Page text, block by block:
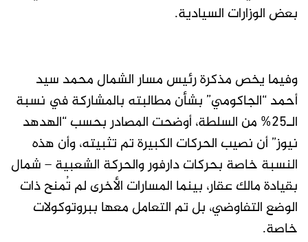
بعض الوزارات السيادية.
وفيما يخص مذكرة رئيس مسار الشمال محمد سيد
أحمد “الجاكومي” بشأن مطالبته بالمشاركة في نسبة
الـ25% من السلطة، أوضحت المصادر بحسب “الهدهد
نيوز” أن نصيب الحركات الكبيرة تم تثبيته، وأن هذه
النسبة خاصة بحركات دارفور والحركة الشعبية – شمال
بقيادة مالك عقار، بينما المسارات الأخرى لم تُمنح ذات
الوضع التفاوضي، بل تم التعامل معها ببروتوكولات
خاصة.